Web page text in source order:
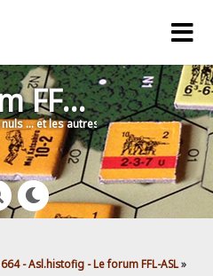
Forum FFL-ASL
… et les autres !
- Asl.histofig - Le forum FFL-ASL»